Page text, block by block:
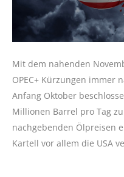
Mit dem nahenden
OPEC+ Kürzungen immer
Anfang Oktober
Millionen Barrel pro Tag
nachgebenden Ölpreisen
Kartell vor allem die USA